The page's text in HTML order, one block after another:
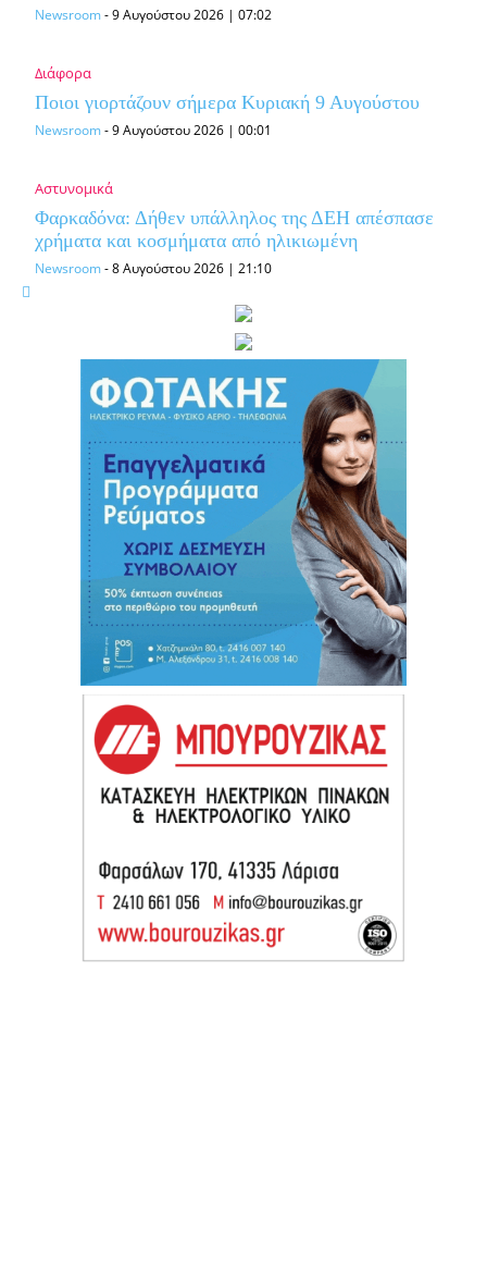
Newsroom-9 Αυγούστου 2026 | 07:02
Διάφορα
Ποιοι γιορτάζουν σήμερα Κυριακή 9 Αυγούστου
Newsroom-9 Αυγούστου 2026 | 00:01
Αστυνομικά
Φαρκαδόνα: Δήθεν υπάλληλος της ΔΕΗ απέσπασε
χρήματα και κοσμήματα από ηλικιωμένη
Newsroom-8 Αυγούστου 2026 | 21:10